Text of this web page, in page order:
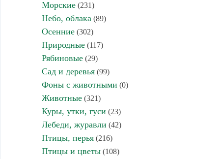
Морские(231)
Небо, облака (89)
Осенние(302)
Природные(117)
Рябиновые(29)
Сад и деревья(99)
Фоны с животными (0)
Животные(321)
Куры, утки, гуси (23)
Лебеди, журавли (42)
Птицы, перья(216)
Птицы и цветы(108)